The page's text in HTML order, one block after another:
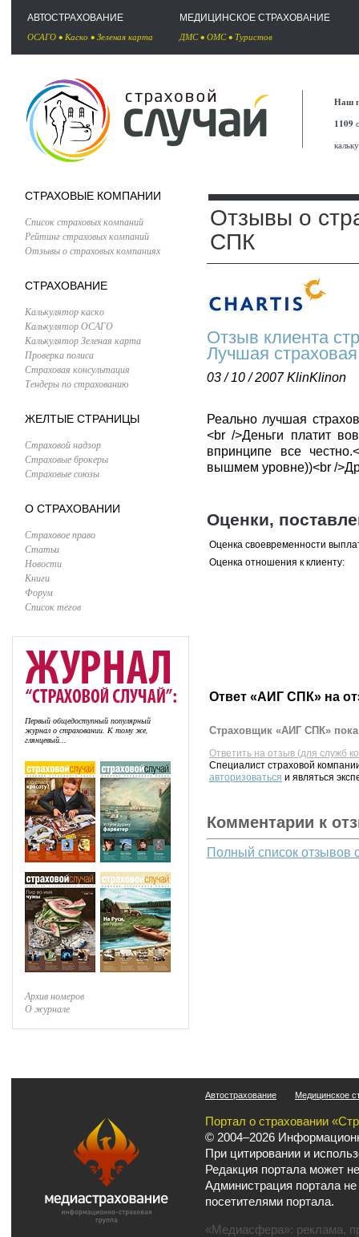
АВТОСТРАХОВАНИЕ
ОСАГО • Каско • Зеленая карта
МЕДИЦИНСКОЕ СТРАХОВАНИЕ
ДМС• ОМС• Туристов
Наш
1109
СТРАХОВЫЕ КОМПАНИИ
Список страховых компаний
Рейтинг страховых компаний
Отзывы о страховых компаниях
СТРАХОВАНИЕ
Калькулятор каско
Калькулятор ОСАГО
Калькулятор Зеленая карта
Проверка полиса
Страховая консультация
Тендеры по страхованию
ЖЕЛТЫЕ СТРАНИЦЫ
Страховой надзор
Страховые брокеры
Страховые союзы
О СТРАХОВАНИИ
Страховое право
Статьи
Новости
Книги
Форум
Список тегов
Первый общедоступный популярный
журнал о страховании. К тому же,
глянцевый...
Архив номеров
О журнале
Отзывы о
СПК
Отзыв клиента
Лучшая
03 / 10 / 2007KlinKlinon
Реально лучшая
<br />Деньги платит
впринципе все
вышмем уровне))<br /
Оценки,
Оценка своевременности
Оценка отношения к клиенту:
Ответ «АИГ СПК» на
Страховщик «АИГ СПК»
Ответить на отзыв (для служб
Специалист страховой
авторизоваться и являться
Комментарии к
Полный список отзывов
Автострахование Медицинское
Портал о страховании
© 2004–2026
При цитировании и
Редакция портала может
Администрация портала
посетителями портала.
«Медиасфера»: реклама,